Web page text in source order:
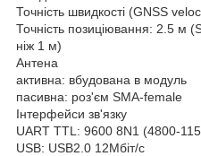
Точність швидкості (GNSS
Точність позиціювання: 2.5 м
ніж 1 м)
Антена
активна: вбудована в модуль
пасивна: роз'єм SMA-female
Інтерфейси зв'язку
UART TTL: 9600 8N1 (4800-
USB: USB2.0 12Мбіт/с